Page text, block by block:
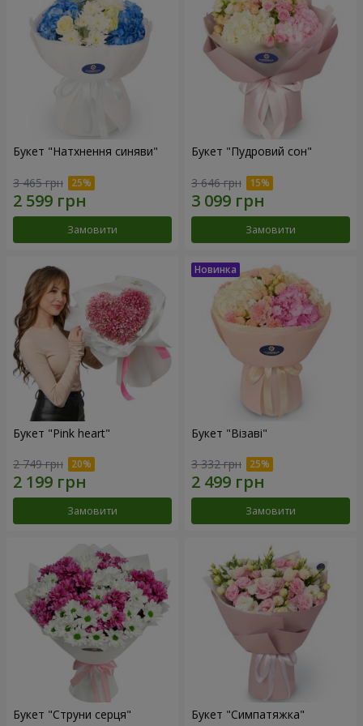
Букет "Натхнення синяви"
3 465 грн
Замовити
Букет "Пудровий сон"
3 646 грн
Замовити
Букет "Pink heart"
2 749 грн
Замовити
Букет "Візаві"
3 332 грн
Замовити
Букет "Струни серця" Букет "Симпатяжка"